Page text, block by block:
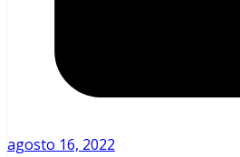
agosto 16, 2022